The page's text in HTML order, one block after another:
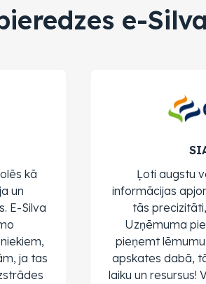
e-
kā
un
E-Silva
ja tas
Ļoti augstu
informācijas
tās
Uzņēmuma
pieņemt
apskates dabā,
laiku un resursus!